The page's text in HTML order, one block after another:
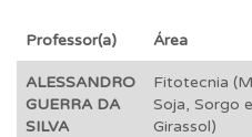
Professor(a) Área
ALESSANDRO
GUERRA DA
SILVA
Fitotecnia
Soja, Sorgo e
Girassol)